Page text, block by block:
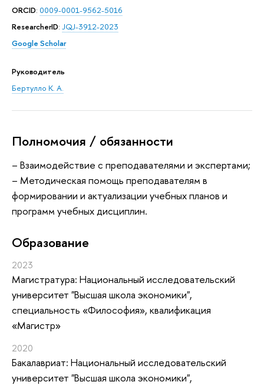
ORCID: 0009-0001-9562-5016
ResearcherID: JQJ-3912-2023
Google Scholar
Руководитель
Бертулло К. А.
Полномочия / обязанности
– Взаимодействие с преподавателями и экспертами;
– Методическая помощь преподавателям в
формировании и актуализации учебных планов и
программ учебных дисциплин.
Oбразование
2023
Магистратура: Национальный исследовательский
университет "Высшая школа экономики",
специальность «Философия», квалификация
«Магистр»
2020
Бакалавриат: Национальный исследовательский
университет "Высшая школа экономики",